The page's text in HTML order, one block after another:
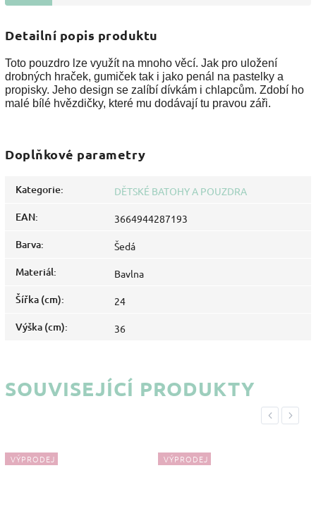
Detailní popis produktu
Toto pouzdro lze využít na mnoho věcí. Jak pro uložení
drobných hraček, gumiček tak i jako penál na pastelky a
propisky. Jeho design se zalíbí dívkám i chlapcům. Zdobí ho
malé bílé hvězdičky, které mu dodávají tu pravou záři.
Doplňkové parametry
Kategorie: DĚTSKÉ BATOHY A POUZDRA
EAN: 3664944287193
Barva: Šedá
Materiál: Bavlna
Šířka (cm): 24
Výška (cm): 36
SOUVISEJÍCÍ PRODUKTY
Previous
VÝPRODEJ VÝPRODEJ
Next